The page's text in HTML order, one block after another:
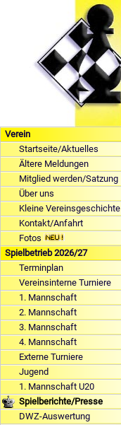
Verein
Startseite/Aktuelles
Ältere Meldungen
Mitglied werden/Satzung
Über uns
Kleine Vereinsgeschichte
Kontakt/Anfahrt
Fotos
Spielbetrieb 2026/27
Terminplan
Vereinsinterne Turniere
1. Mannschaft
2. Mannschaft
3. Mannschaft
4. Mannschaft
Externe Turniere
Jugend
1. Mannschaft U20
Spielberichte/Presse
DWZ-Auswertung